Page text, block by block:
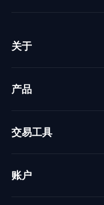
关于
产品
交易工具
账户